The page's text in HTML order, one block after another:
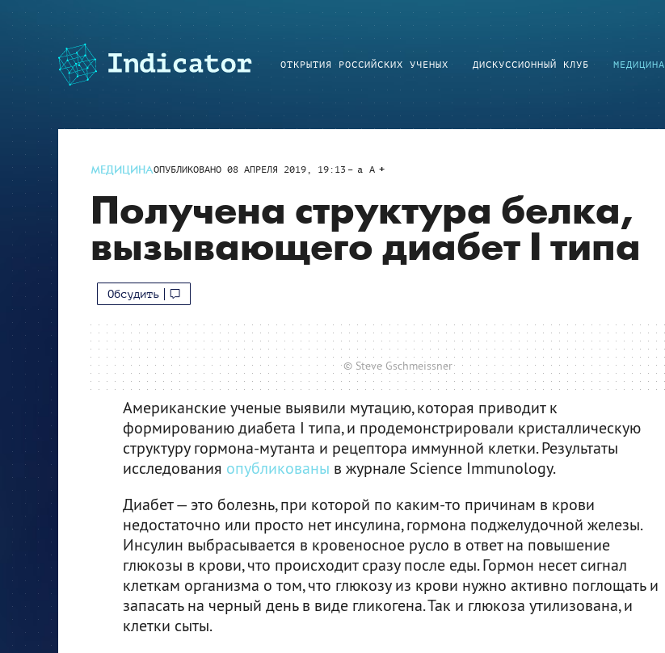
ОТКРЫТИЯ РОССИЙСКИХ УЧЕНЫХ ДИСКУССИОННЫЙ КЛУБ МЕДИЦИНА
МЕДИЦИНАОПУБЛИКОВАНО 08 АПРЕЛЯ 2019, 19:13 a A
Получена структура белка,
вызывающего диабет I типа
Обсудить
© Steve Gschmeissner
Американские ученые выявили мутацию, которая приводит к
формированию диабета I типа, и продемонстрировали кристаллическую
структуру гормона-мутанта и рецептора иммунной клетки. Результаты
исследования опубликованы в журнале Science Immunology.
Диабет — это болезнь, при которой по каким-то причинам в крови
недостаточно или просто нет инсулина, гормона поджелудочной железы.
Инсулин выбрасывается в кровеносное русло в ответ на повышение
глюкозы в крови, что происходит сразу после еды. Гормон несет сигнал
клеткам организма о том, что глюкозу из крови нужно активно поглощать и
запасать на черный день в виде гликогена. Так и глюкоза утилизована, и
клетки сыты.